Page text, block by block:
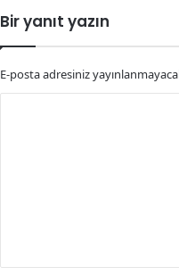
Bir yanıt yazın
E-posta adresiniz